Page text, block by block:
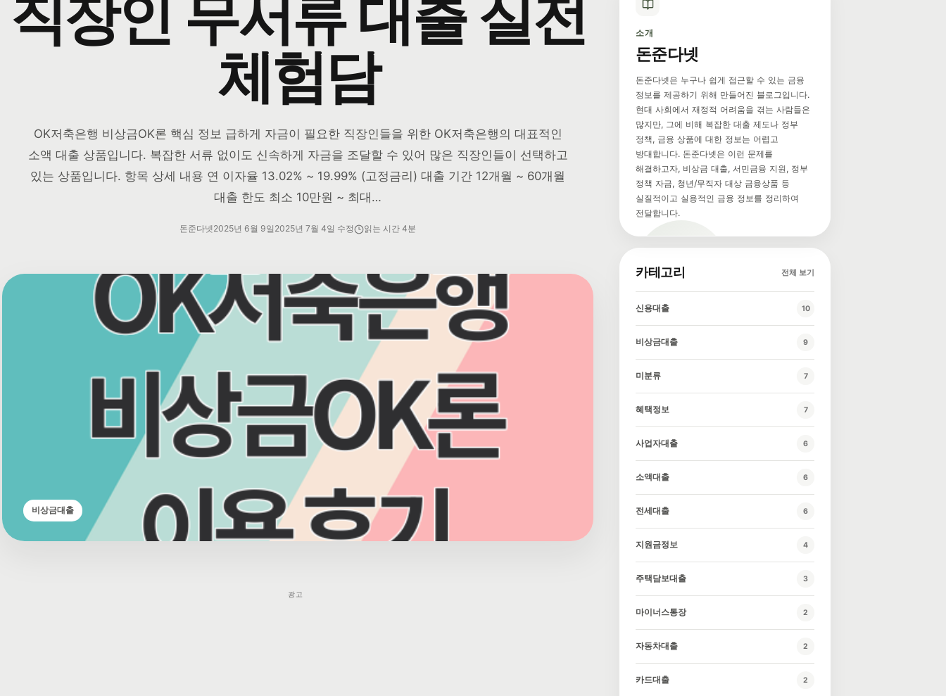
직장인 무서류 대출 실전
체험담
OK저축은행 비상금OK론 핵심 정보 급하게 자금이 필요한 직장인들을 위한 OK저축은행의 대표적인
소액 대출 상품입니다. 복잡한 서류 없이도 신속하게 자금을 조달할 수 있어 많은 직장인들이 선택하고
있는 상품입니다. 항목 상세 내용 연 이자율 13.02% ~ 19.99% (고정금리) 대출 기간 12개월 ~ 60개월
대출 한도 최소 10만원 ~ 최대…
돈준다넷2025년 6월 9일 2025년 7월 4일 수정 읽는 시간 4분
비상금대출
광고
소개
돈준다넷
돈준다넷은 누구나 쉽게 접근할 수 있는 금융
정보를 제공하기 위해 만들어진 블로그입니다.
현대 사회에서 재정적 어려움을 겪는 사람들은
많지만, 그에 비해 복잡한 대출 제도나 정부
정책, 금융 상품에 대한 정보는 어렵고
방대합니다. 돈준다넷은 이런 문제를
해결하고자, 비상금 대출, 서민금융 지원, 정부
정책 자금, 청년/무직자 대상 금융상품 등
실질적이고 실용적인 금융 정보를 정리하여
전달합니다.
카테고리 전체 보기
신용대출 10
비상금대출 9
미분류 7
혜택정보 7
사업자대출 6
소액대출 6
전세대출 6
지원금정보 4
주택담보대출 3
마이너스통장 2
자동차대출 2
카드대출 2